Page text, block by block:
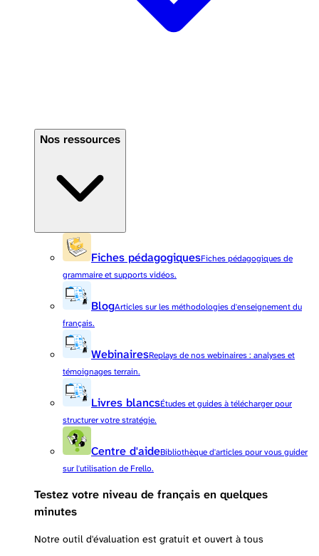
Nos ressources
Fiches pédagogiquesFiches pédagogiques de
grammaire et supports vidéos.
BlogArticles sur les méthodologies d'enseignement du
français.
WebinairesReplays de nos webinaires : analyses et
témoignages terrain.
Livres blancsÉtudes et guides à télécharger pour
structurer votre stratégie.
Centre d'aideBibliothèque d'articles pour vous guider
sur l'utilisation de Frello.
Testez votre niveau de français en quelques
minutes
Notre outil d'évaluation est gratuit et ouvert à tous